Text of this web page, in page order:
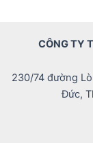
CÔNG TY
230/74 đường
Đức,